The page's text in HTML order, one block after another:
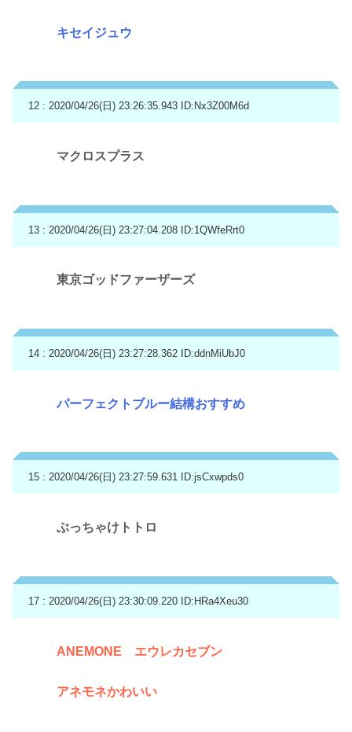
キセイジュウ
12 : 2020/04/26(日) 23:26:35.943 ID:Nx3Z00M6d
マクロスプラス
13 : 2020/04/26(日) 23:27:04.208 ID:1QWfeRrt0
東京ゴッドファーザーズ
14 : 2020/04/26(日) 23:27:28.362 ID:ddnMiUbJ0
パーフェクトブルー結構おすすめ
15 : 2020/04/26(日) 23:27:59.631 ID:jsCxwpds0
ぶっちゃけトトロ
17 : 2020/04/26(日) 23:30:09.220 ID:HRa4Xeu30
ANEMONE エウレカセブン
アネモネかわいい